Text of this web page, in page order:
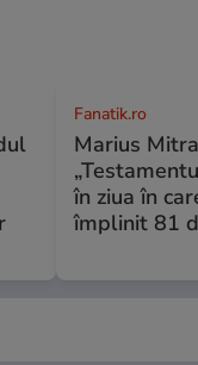
Fanatik.ro
Marius
în ziua în
împlinit 81